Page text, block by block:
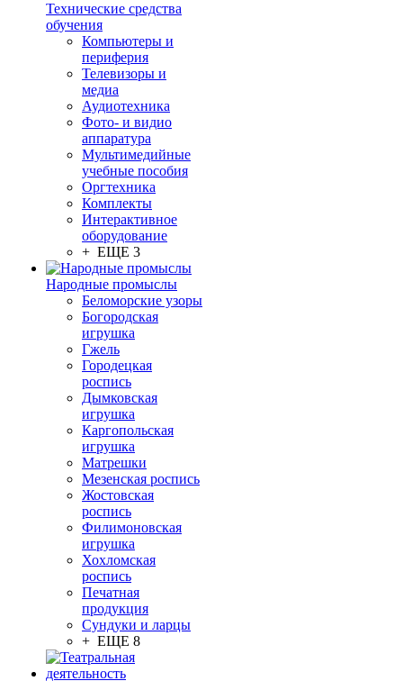
Технические средства
обучения
Компьютеры и
периферия
Телевизоры и
медиа
Аудиотехника
Фото- и видио
аппаратура
Мультимедийные
учебные пособия
Оргтехника
Комплекты
Интерактивное
оборудование
+ ЕЩЕ 3
Народные промыслы
Беломорские узоры
Богородская
игрушка
Гжель
Городецкая
роспись
Дымковская
игрушка
Каргопольская
игрушка
Матрешки
Мезенская роспись
Жостовская
роспись
Филимоновская
игрушка
Хохломская
роспись
Печатная
продукция
Сундуки и ларцы
+ ЕЩЕ 8